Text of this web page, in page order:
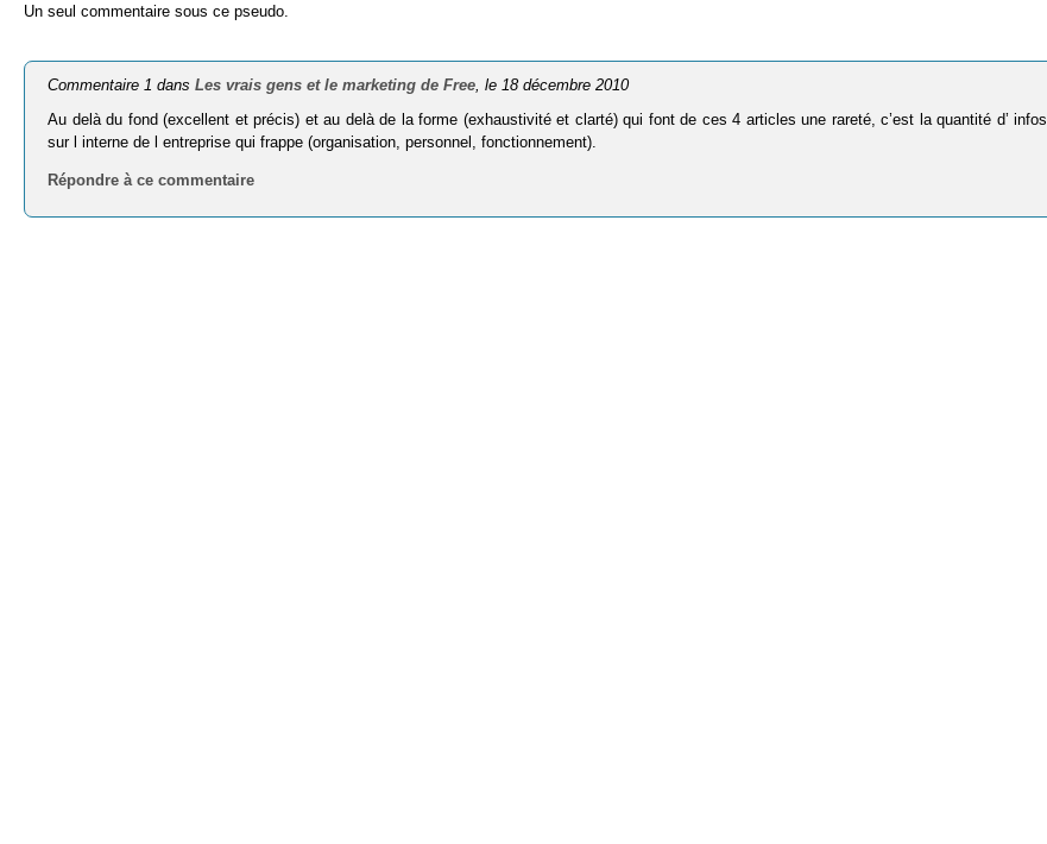
Un seul commentaire sous ce pseudo.
Commentaire 1 dansLes vrais gens et le marketing de Free , le 18 décembre 2010
Au delà du fond (excellent et précis) et au delà de la forme (exhaustivité et clarté) qui font de ces 4 articles une rareté, c’est la quantité d’ infos
sur l interne de l entreprise qui frappe (organisation, personnel, fonctionnement).
Répondre à ce commentaire